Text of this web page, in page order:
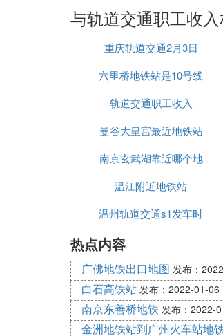
高的了。
随着各项规范制度的出台
位，按档次划分，应该处
(5)轨道交通职工收入扩展阅
在地铁上班的注意事项：
1、服从用人单位对工作
2、具有良好的心理素质
3、了解工作内容和工作
Ⅵ 重庆轨道交通集团
不错一个月4000到5000。
Ⅶ 城市轨道交通运营
城市轨道交通专业未来的
地铁：安检员、售票员工
与轨道交通职工收
重庆轨道交通2月3日
六里桥地铁站是10号线
轨道交通职工收入
曼谷大皇宫最近地铁站
南京玄武湖靠近哪个地
铁站
温江附近地铁站
温州轨道交通s1发车时
热点内容
广佛地铁出口地图 发布：
白石高铁站 发布：2022-01-06
南京东善桥地铁 发布：2022-
金洲地铁站到广州火车站地